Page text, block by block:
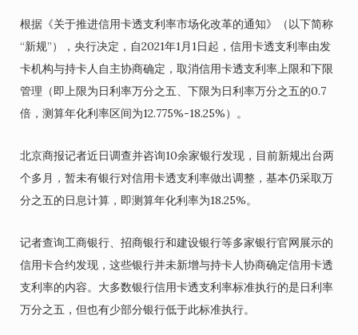
根据《关于推进信用卡透支利率市场化改革的通知》（以下简称
“新规”），央行决定，自2021年1月1日起，信用卡透支利率由发
卡机构与持卡人自主协商确定，取消信用卡透支利率上限和下限
管理（即上限为日利率万分之五、下限为日利率万分之五的0.7
倍，测算年化利率区间为12.775%-18.25%）。
北京商报记者近日调查并咨询10余家银行发现，目前新规出台两
个多月，暂未有银行对信用卡透支利率做出调整，基本仍采取万
分之五的日息计算，即测算年化利率为18.25%。
记者查询工商银行、招商银行和建设银行等多家银行官网展示的
信用卡合约发现，这些银行并未新增与持卡人协商确定信用卡透
支利率的内容。大多数银行信用卡透支利率标准执行的是日利率
万分之五，但也有少部分银行低于此标准执行。